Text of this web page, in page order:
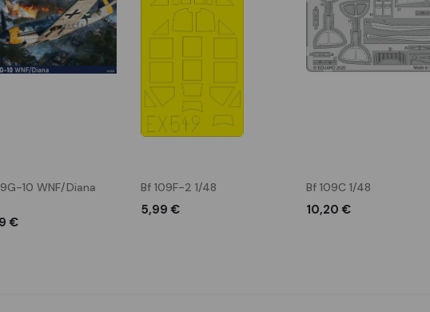
10 WNF/Diana
€
Bf 109F-2 1/48
5,99 €
Bf 109C 1/48
10,20 €